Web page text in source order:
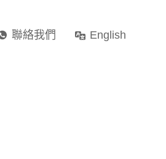
聯絡我們 English